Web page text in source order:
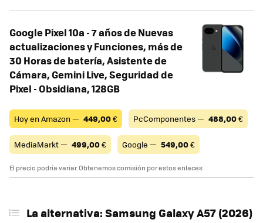
Google Pixel 10a - 7 años de Nuevas
actualizaciones y Funciones, más de
30 Horas de batería, Asistente de
Cámara, Gemini Live, Seguridad de
Pixel - Obsidiana, 128GB
Hoy en Amazon — 449,00€ PcComponentes — 488,00€
MediaMarkt — 499,00€ Google — 549,00€
El precio podría variar. Obtenemos comisión por estos enlaces
La alternativa: Samsung Galaxy A57 (2026)